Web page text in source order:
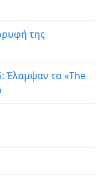
της
Έλαμψαν τα «The